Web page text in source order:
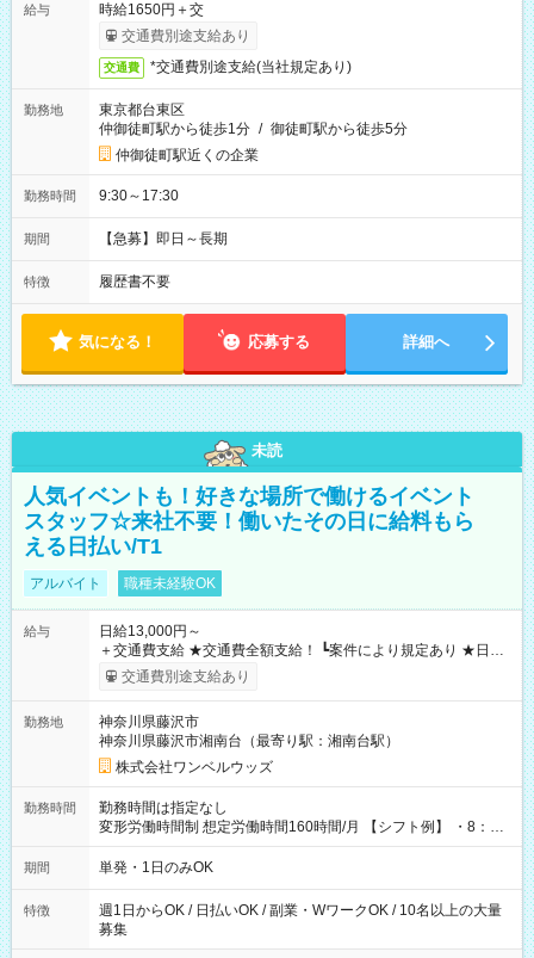
給与
時給1650円＋交
交通費別途支給あり
交通費 *交通費別途支給(当社規定あり)
勤務地
東京都台東区
仲御徒町駅から徒歩1分 / 御徒町駅から徒歩5分
仲御徒町駅近くの企業
勤務時間 9:30～17:30
期間 【急募】即日～長期
特徴 履歴書不要
気になる！ 応募する 詳細へ
未読
人気イベントも！好きな場所で働けるイベント
スタッフ☆来社不要！働いたその日に給料もら
える日払い/T1
アルバイト 職種未経験OK
給与
日給13,000円～
＋交通費支給 ★交通費全額支給！ ┗案件により規定あり ★日払
いOK！（規定あり） ┗働いたその日に現金GET♪ お仕事後はコ
ンビニATMから 日払い分を引き落とせます！ 【試用期間】試
交通費別途支給あり
勤務地
神奈川県藤沢市
神奈川県藤沢市湘南台（最寄り駅：湘南台駅）
株式会社ワンベルウッズ
勤務時間
勤務時間は指定なし
変形労働時間制 想定労働時間160時間/月 【シフト例】 ・8：00
～21：00
期間 単発・1日のみOK
特徴
週1日からOK / 日払いOK / 副業・WワークOK / 10名以上の大量
募集